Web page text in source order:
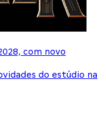
com novo
do estúdio na